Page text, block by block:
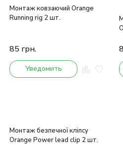
Монтаж ковзаючий Orange
Running rig 2 шт.
85 грн.
Уведомить
Монтаж безпечної кліпсу
Orange Power lead clip 2 шт.